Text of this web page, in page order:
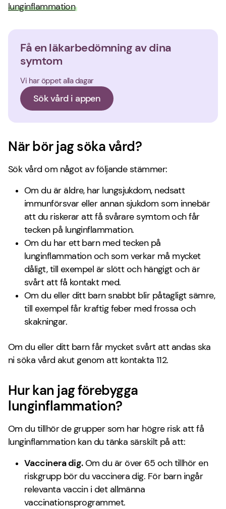
lunginflammation
Få en läkarbedömning av dina
symtom
Vi har öppet alla dagar
Sök vård i appen
När bör jag söka vård?
Sök vård om något av följande stämmer:
Om du är äldre, har lungsjukdom, nedsatt
immunförsvar eller annan sjukdom som innebär
att du riskerar att få svårare symtom och får
tecken på lunginflammation.
Om du har ett barn med tecken på
lunginflammation och som verkar må mycket
dåligt, till exempel är slött och hängigt och är
svårt att få kontakt med.
Om du eller ditt barn snabbt blir påtagligt sämre,
till exempel får kraftig feber med frossa och
skakningar.
Om du eller ditt barn får mycket svårt att andas ska
ni söka vård akut genom att kontakta 112.
Hur kan jag förebygga
lunginflammation?
Om du tillhör de grupper som har högre risk att få
lunginflammation kan du tänka särskilt på att:
Vaccinera dig.Om du är över 65 och tillhör en
riskgrupp bör du vaccinera dig. För barn ingår
relevanta vaccin i det allmänna
vaccinationsprogrammet.